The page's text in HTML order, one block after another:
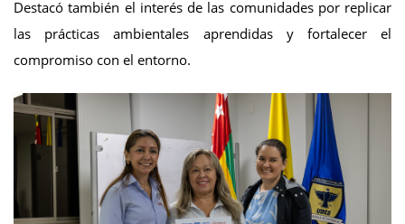
Destacó también el interés de las comunidades por replicar
las prácticas ambientales aprendidas y fortalecer el
compromiso con el entorno.